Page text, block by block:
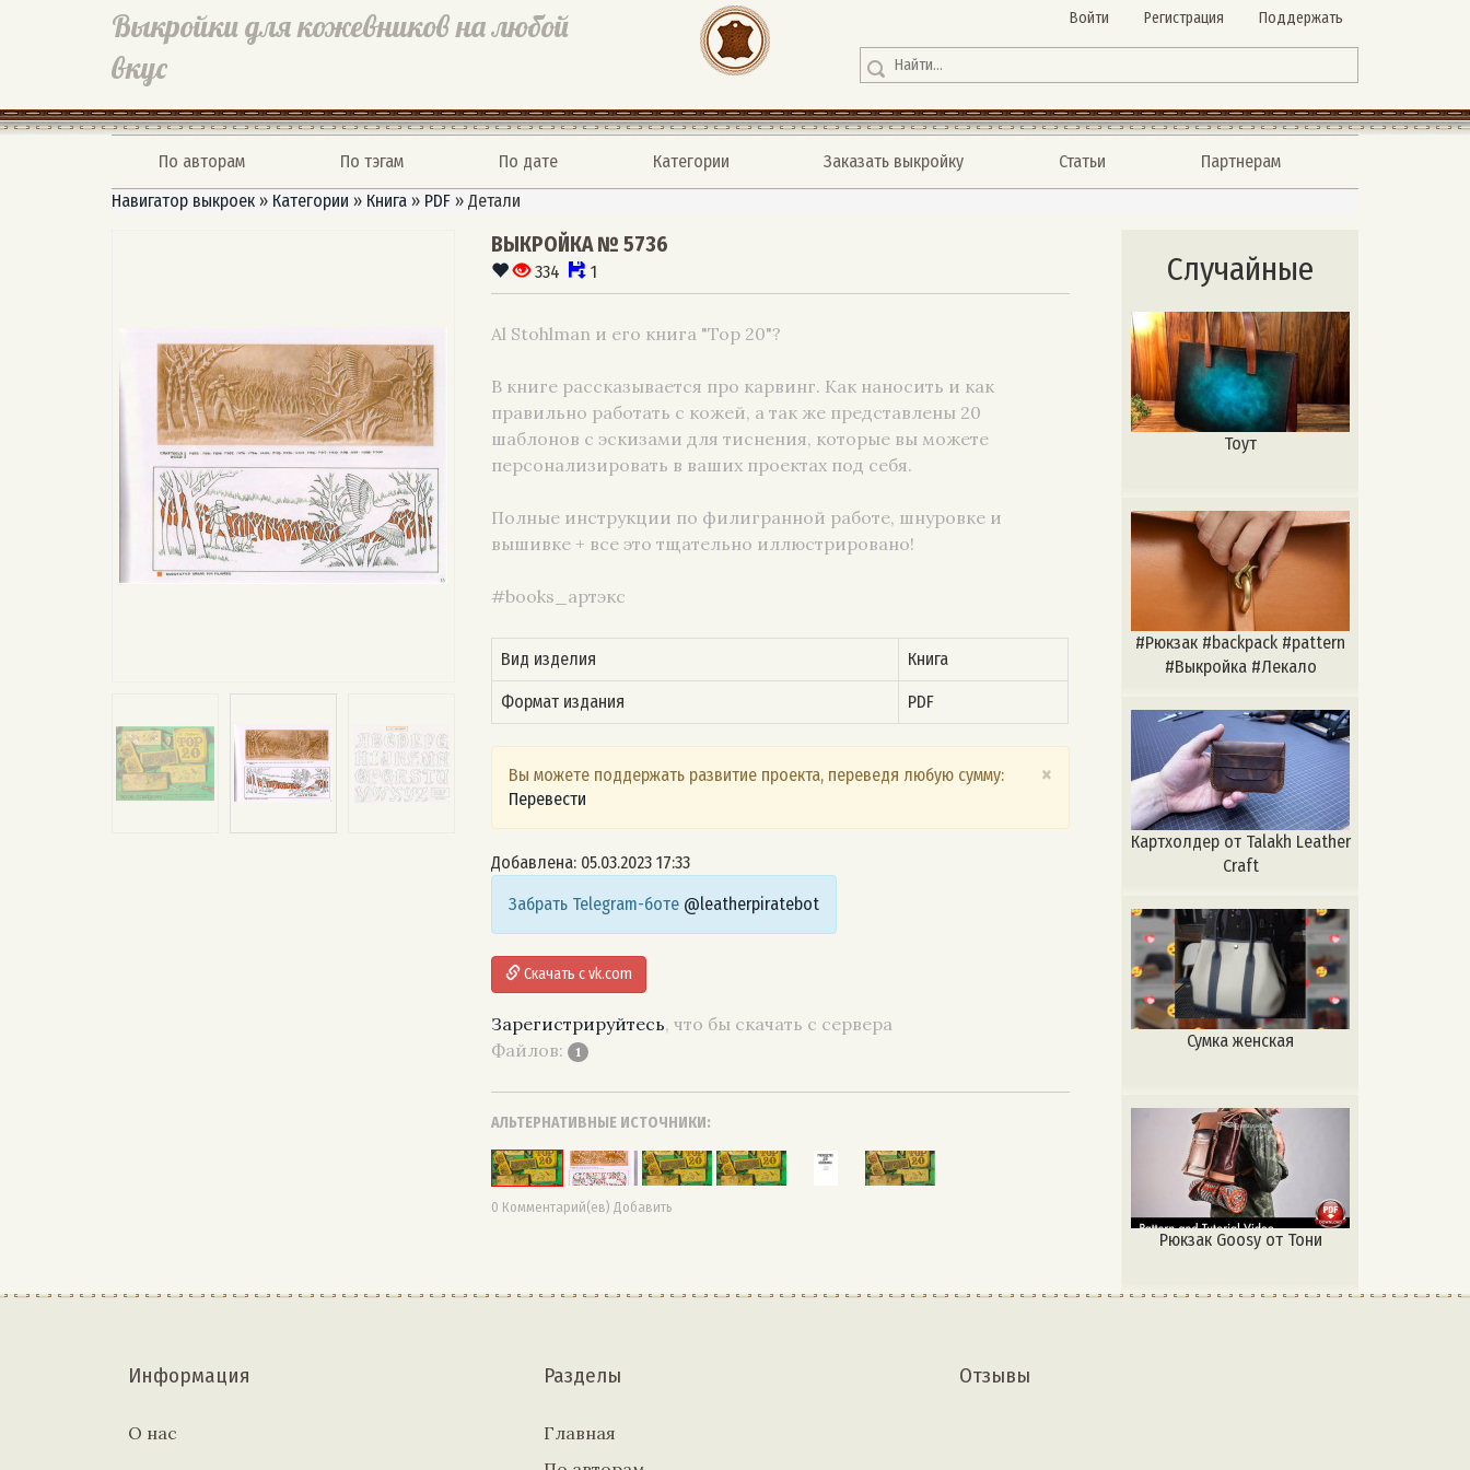
Выкройки для кожевников на любой
вкус
Войти Регистрация Поддержать
По авторам По тэгам По дате Категории Заказать выкройку Статьи
Партнерам
Навигатор выкроек » Категории » Книга » PDF » Детали
ВЫКРОЙКА № 5736
334 1
Al Stohlman и его книга "Top 20"?
В книге рассказывается про карвинг. Как наносить и как
правильно работать с кожей, а так же представлены 20
шаблонов с эскизами для тиснения, которые вы можете
персонализировать в ваших проектах под себя.
Полные инструкции по филигранной работе, шнуровке и
вышивке + все это тщательно иллюстрировано!
#books_артэкс
Вид изделия Книга
Формат издания PDF
×
Вы можете поддержать развитие проекта, переведя любую сумму:
Перевести
Добавлена: 05.03.2023 17:33
Забрать Telegram-боте @leatherpiratebot
Скачать с vk.com
Зарегистрируйтесь, что бы скачать с сервера
Файлов:
1
АЛЬТЕРНАТИВНЫЕ ИСТОЧНИКИ:
0 Комментарий(ев) Добавить
Случайные
Тоут
#Рюкзак #backpack #pattern
#Выкройка #Лекало
Картхолдер от Talakh Leather
Craft
Сумка женская
Рюкзак Goosy от Тони
Информация
О нас
Разделы
Главная
Отзывы